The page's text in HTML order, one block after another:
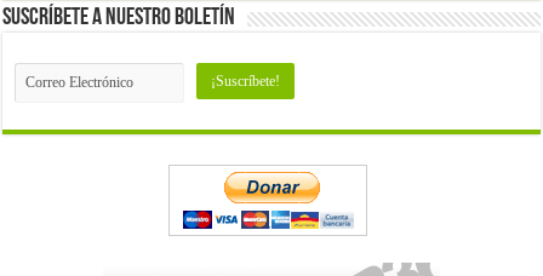
Suscríbete a nuestro Boletín